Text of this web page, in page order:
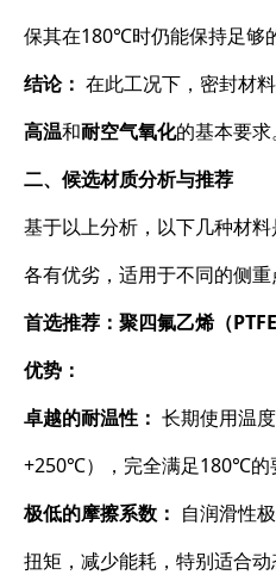
保其在180℃时仍能保持足够
结论：
在此工况下，密封材
高温和耐空气氧化的基本要求。
二、候选材质分析与推荐
基于以上分析，以下几种材
各有优劣，适用于不同的侧重
首选推荐：聚四氟乙烯（
优势：
卓越的耐温性：
长期使用温
+250℃），完全满足180℃的
极低的摩擦系数：
自润滑性
扭矩，减少能耗，特别适合动